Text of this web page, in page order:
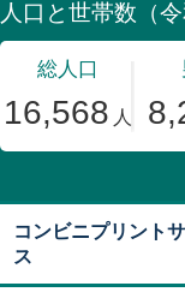
コンビニプリント
ス